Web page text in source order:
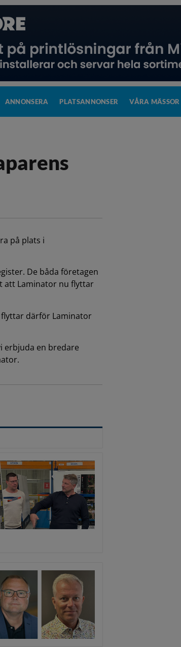
ANNONSERA PLATSANNONSER VÅRA MÄSSOR
på plats i
De båda företagen
att Laminator nu flyttar
därför Laminator
erbjuda en bredare